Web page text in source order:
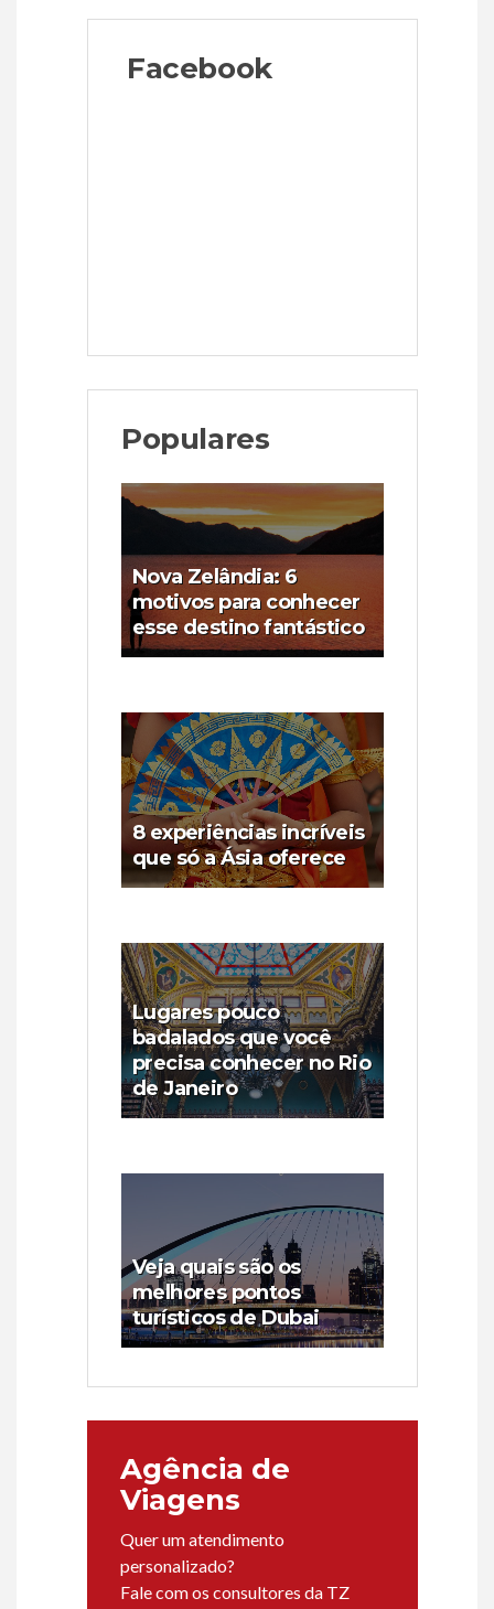
Facebook
Populares
Nova Zelândia: 6
motivos para conhecer
esse destino fantástico
8 experiências incríveis
que só a Ásia oferece
Lugares pouco
badalados que você
precisa conhecer no Rio
de Janeiro
Veja quais são os
melhores pontos
turísticos de Dubai
Agência de
Viagens
Quer um atendimento
personalizado?
Fale com os consultores da TZ